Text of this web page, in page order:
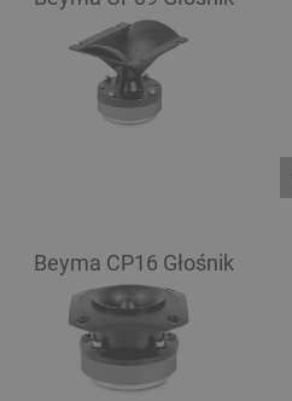
Beyma CP16 Głośnik